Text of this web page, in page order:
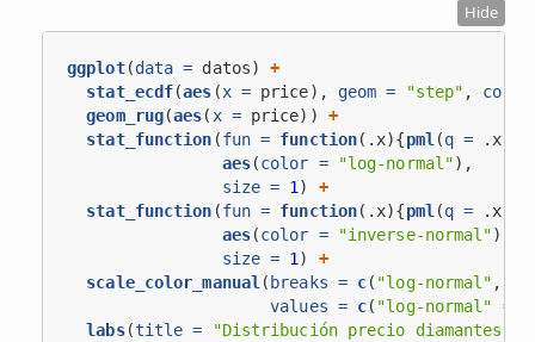
Hide
ggplot(data = datos) +
stat_ecdf(aes (x = price), geom = "step" , color
geom_rug(aes( x = price)) +
stat_function (fun = function(.x){pml (q = .x,
aes(color = "log-normal"),
size = 1 ) +
stat_function (fun = function(.x){pml (q = .x,
aes(color = "inverse-normal"),
size = 1 ) +
scale_color_manual ( breaks = c( "log-normal" ,
values = c( "log-normal" =
labs(title = "Distribución precio diamantes"